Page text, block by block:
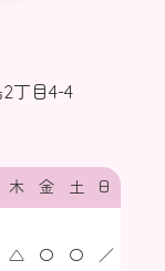
丁目4-4
木 金 土 日
△ 〇 〇 ／